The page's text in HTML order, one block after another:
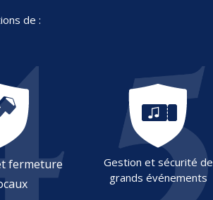
de :
fermeture
Gestion et sécurité de
grands événements